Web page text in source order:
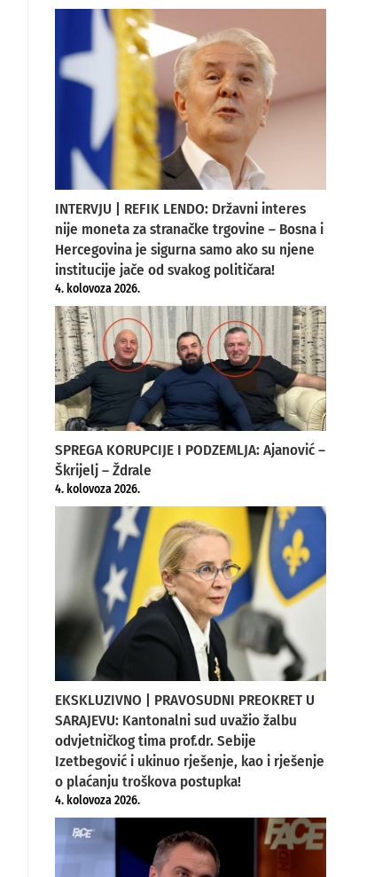
INTERVJU | REFIK LENDO: Državni interes
nije moneta za stranačke trgovine – Bosna i
Hercegovina je sigurna samo ako su njene
institucije jače od svakog političara!
4. kolovoza 2026.
SPREGA KORUPCIJE I PODZEMLJA: Ajanović –
Škrijelj – Ždrale
4. kolovoza 2026.
EKSKLUZIVNO | PRAVOSUDNI PREOKRET U
SARAJEVU: Kantonalni sud uvažio žalbu
odvjetničkog tima prof.dr. Sebije
Izetbegović i ukinuo rješenje, kao i rješenje
o plaćanju troškova postupka!
4. kolovoza 2026.